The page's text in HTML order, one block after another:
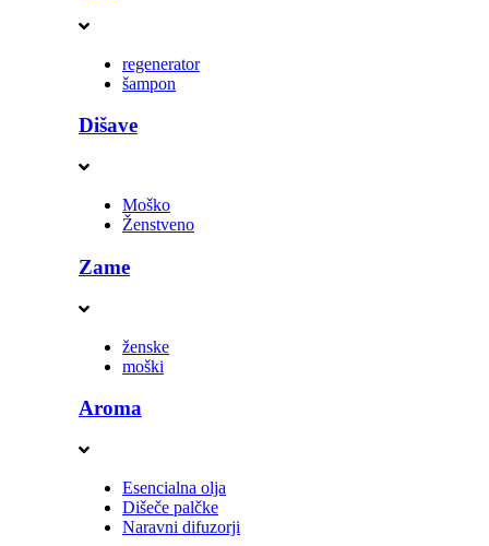
regenerator
šampon
Dišave
Moško
Ženstveno
Zame
ženske
moški
Aroma
Esencialna olja
Dišeče palčke
Naravni difuzorji